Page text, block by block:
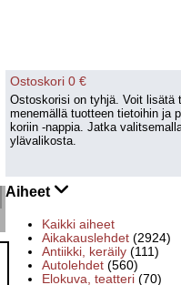
Ostoskori 0 €
Ostoskorisi on tyhjä. Voit lisätä
menemällä tuotteen tietoihin ja
koriin -nappia. Jatka
ylävalikosta.
Aiheet
Kaikki aiheet
Aikakauslehdet (2924)
Antiikki, keräily (111)
Autolehdet (560)
Elokuva, teatteri (70)